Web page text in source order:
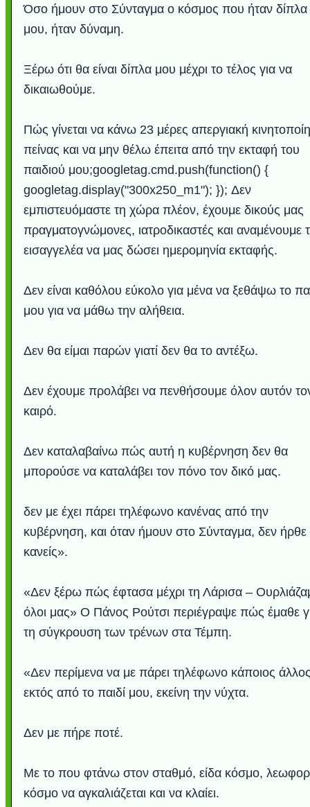
Όσο ήμουν στο Σύνταγμα ο κόσμος που ήταν δίπλα
μου, ήταν δύναμη.
Ξέρω ότι θα είναι δίπλα μου μέχρι το τέλος για να
δικαιωθούμε.
Πώς γίνεται να κάνω 23 μέρες απεργιακή
πείνας και να μην θέλω έπειτα από την εκταφή του
παιδιού μου;googletag.cmd.push(function() {
googletag.display("300x250_m1"); }); Δεν
εμπιστευόμαστε τη χώρα πλέον, έχουμε δικούς μας
πραγματογνώμονες, ιατροδικαστές και αναμένουμε
εισαγγελέα να μας δώσει ημερομηνία εκταφής.
Δεν είναι καθόλου εύκολο για μένα να ξεθάψω το
μου για να μάθω την αλήθεια.
Δεν θα είμαι παρών γιατί δεν θα το αντέξω.
Δεν έχουμε προλάβει να πενθήσουμε όλον αυτόν
καιρό.
Δεν καταλαβαίνω πώς αυτή η κυβέρνηση δεν θα
μπορούσε να καταλάβει τον πόνο τον δικό μας.
δεν με έχει πάρει τηλέφωνο κανένας από την
κυβέρνηση, και όταν ήμουν στο Σύνταγμα, δεν ήρθε
κανείς».
«Δεν ξέρω πώς έφτασα μέχρι τη Λάρισα –
όλοι μας» Ο Πάνος Ρούτσι περιέγραψε πώς έμαθε
τη σύγκρουση των τρένων στα Τέμπη.
«Δεν περίμενα να με πάρει τηλέφωνο κάποιος
εκτός από το παιδί μου, εκείνη την νύχτα.
Δεν με πήρε ποτέ.
Με το που φτάνω στον σταθμό, είδα κόσμο,
κόσμο να αγκαλιάζεται και να κλαίει.